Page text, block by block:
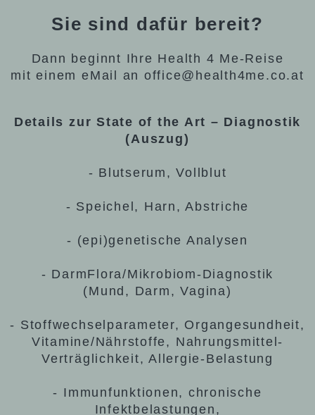
Sie sind dafür bereit?
Dann beginnt Ihre Health 4 Me-Reise
mit einem eMail an office@health4me.co.at
Details zur State of the Art – Diagnostik
(Auszug)
- Blutserum, Vollblut
- Speichel, Harn, Abstriche
- (epi)genetische Analysen
- DarmFlora/Mikrobiom-Diagnostik
(Mund, Darm, Vagina)
- Stoffwechselparameter, Organgesundheit,
Vitamine/Nährstoffe, Nahrungsmittel-
Verträglichkeit, Allergie-Belastung
- Immunfunktionen, chronische
Infektbelastungen,